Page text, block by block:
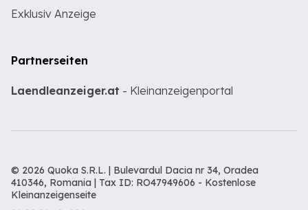
Exklusiv Anzeige
Partnerseiten
Laendleanzeiger.at - Kleinanzeigenportal
© 2026 Quoka S.R.L. | Bulevardul Dacia nr 34, Oradea
410346, Romania | Tax ID: RO47949606 - Kostenlose
Kleinanzeigenseite